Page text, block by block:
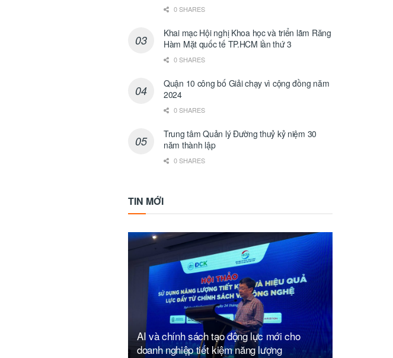
0 SHARES
Khai mạc Hội nghị Khoa học và triển lãm Răng
Hàm Mặt quốc tế TP.HCM lần thứ 3
0 SHARES
Quận 10 công bố Giải chạy vì cộng đồng năm
2024
0 SHARES
Trung tâm Quản lý Đường thuỷ kỷ niệm 30
năm thành lập
0 SHARES
TIN MỚI
AI và chính sách tạo động lực mới cho
doanh nghiệp tiết kiệm năng lượng